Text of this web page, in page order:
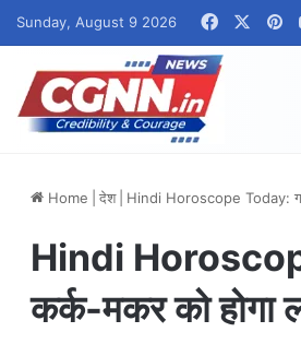
Sunday, August 9 2026 Facebook
Home देश Hindi Horoscope Today:
Hindi
कर्क-मकर को होगा